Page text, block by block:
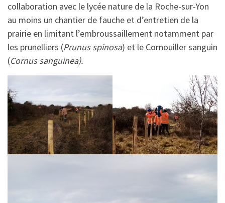
collaboration avec le lycée nature de la Roche-sur-Yon
au moins un chantier de fauche et d’entretien de la
prairie en limitant l’embroussaillement notamment par
les prunelliers (Prunus spinosa) et le Cornouiller sanguin
(Cornus sanguinea).